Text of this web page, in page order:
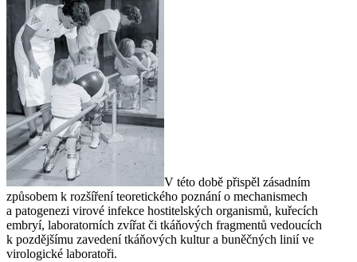
V této době přispěl zásadním
způsobem k rozšíření teoretického poznání o mechanismech
a patogenezi virové infekce hostitelských organismů, kuřecích
embryí, laboratorních zvířat či tkáňových fragmentů vedoucích
k pozdějšímu zavedení tkáňových kultur a buněčných linií ve
virologické laboratoři.